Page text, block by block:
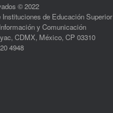
© 2022
de Educación Superior
y Comunicación
CDMX, México, CP 03310
4948